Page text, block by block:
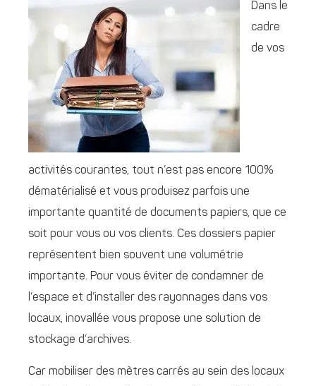
Dans le
cadre
de vos
activités courantes, tout n’est pas encore 100%
dématérialisé et vous produisez parfois une
importante quantité de documents papiers, que ce
soit pour vous ou vos clients. Ces dossiers papier
représentent bien souvent une volumétrie
importante. Pour vous éviter de condamner de
l’espace et d’installer des rayonnages dans vos
locaux, inovallée vous propose une solution de
stockage d’archives.
Car mobiliser des mètres carrés au sein des locaux